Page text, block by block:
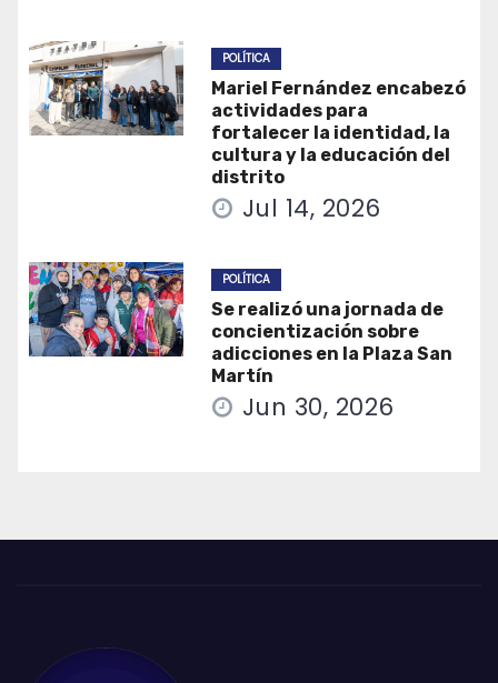
POLÍTICA
Mariel Fernández encabezó
actividades para
fortalecer la identidad, la
cultura y la educación del
distrito
Jul 14, 2026
POLÍTICA
Se realizó una jornada de
concientización sobre
adicciones en la Plaza San
Martín
Jun 30, 2026